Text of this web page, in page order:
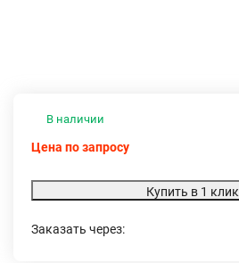
В наличии
Цена по запросу
Купить в 1 клик
Заказать через: